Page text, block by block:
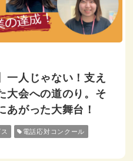
一人じゃない！支え
大会への道のり。そ
あがった大舞台！
電話応対コンクール